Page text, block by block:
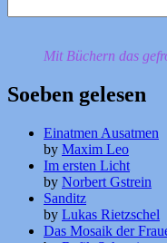
nach:
Mit Büchern das
Soeben gelesen
Einatmen Ausatmen
by Maxim Leo
Im ersten Licht
by Norbert Gstrein
Sanditz
by Lukas Rietzschel
Das Mosaik der